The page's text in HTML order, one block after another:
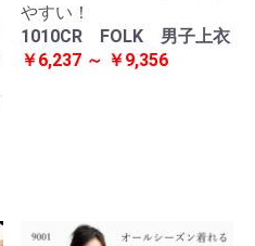
やすい！
1010CR FOLK 男子上衣
￥6,237 ～ ￥9,356